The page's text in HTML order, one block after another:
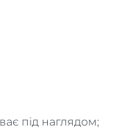
під наглядом;